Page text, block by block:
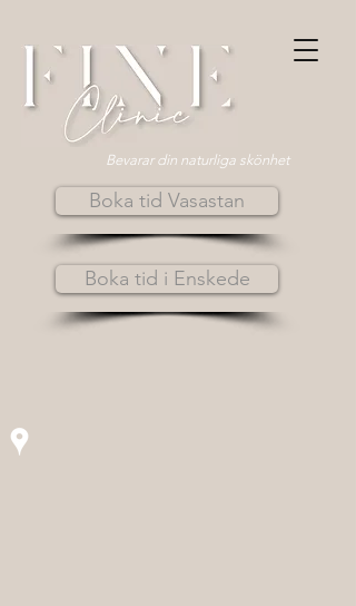
Bevarar din naturliga skönhet
Boka tid Vasastan
Boka tid i Enskede